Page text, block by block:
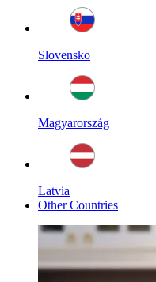
Slovensko
Magyarország
Latvia
Other Countries